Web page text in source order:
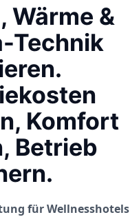
Wärme &
Technik
Komfort
Betrieb
für Wellnesshotels